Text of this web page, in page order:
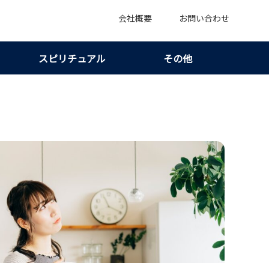
会社概要 お問い合わせ
スピリチュアル その他